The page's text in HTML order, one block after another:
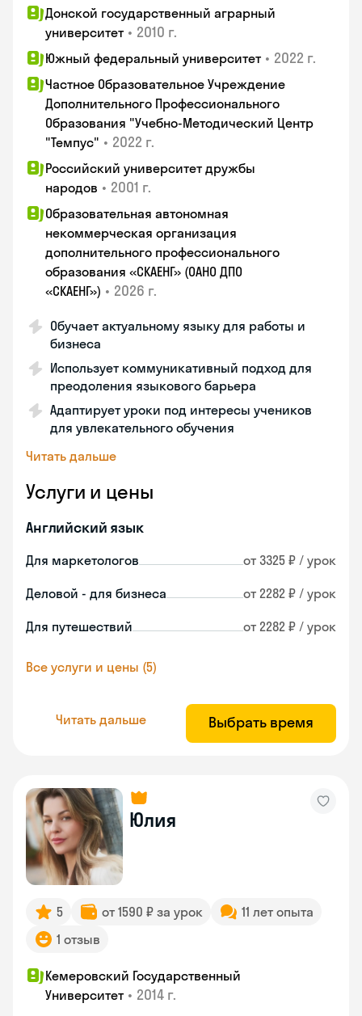
Донской государственный аграрный
университет • 2010 г.
Южный федеральный университет • 2022 г.
Частное Образовательное Учреждение
Дополнительного Профессионального
Образования "Учебно-Методический Центр
"Темпус" • 2022 г.
Российский университет дружбы
народов • 2001 г.
Образовательная автономная
некоммерческая организация
дополнительного профессионального
образования «СКАЕНГ» (ОАНО ДПО
«СКАЕНГ») • 2026 г.
Обучает актуальному языку для работы и
бизнеса
Использует коммуникативный подход для
преодоления языкового барьера
Адаптирует уроки под интересы учеников
для увлекательного обучения
Читать дальше
Услуги и цены
Английский язык
Для маркетологов от 3325 ₽ / урок
Деловой - для бизнеса от 2282 ₽ / урок
Для путешествий от 2282 ₽ / урок
Все услуги и цены (5)
Читать дальше Выбрать время
Юлия
5 от 1590 ₽ за урок
11 лет опыта
1 отзыв
Кемеровский Государственный
Университет • 2014 г.